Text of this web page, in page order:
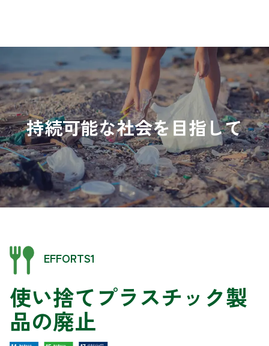
持続可能な社会を目指して
EFFORTS1
使い捨てプラスチック製
品の廃止